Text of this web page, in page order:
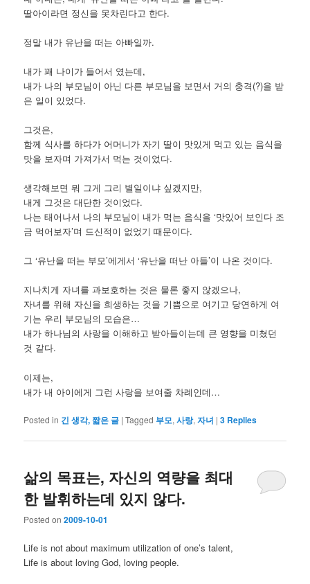
딸아이라면 정신을 못차린다고 한다.
정말 내가 유난을 떠는 아빠일까.
내가 꽤 나이가 들어서 였는데,
내가 나의 부모님이 아닌 다른 부모님을 보면서 거의 충격(?)을 받
은 일이 있었다.
그것은,
함께 식사를 하다가 어머니가 자기 딸이 맛있게 먹고 있는 음식을
맛을 보자며 가져가서 먹는 것이었다.
생각해보면 뭐 그게 그리 별일이냐 싶겠지만,
내게 그것은 대단한 것이었다.
나는 태어나서 나의 부모님이 내가 먹는 음식을 ‘맛있어 보인다 조
금 먹어보자’며 드신적이 없었기 때문이다.
그 ‘유난을 떠는 부모’에게서 ‘유난을 떠난 아들’이 나온 것이다.
지나치게 자녀를 과보호하는 것은 물론 좋지 않겠으나,
자녀를 위해 자신을 희생하는 것을 기쁨으로 여기고 당연하게 여
기는 우리 부모님의 모습은…
내가 하나님의 사랑을 이해하고 받아들이는데 큰 영향을 미쳤던
것 같다.
이제는,
내가 내 아이에게 그런 사랑을 보여줄 차례인데…
Posted in 긴 생각, 짧은 글 |Tagged 부모,사랑,자녀 |3 Replies
삶의 목표는, 자신의 역량을 최대
한 발휘하는데 있지 않다.
Posted on2009-10-01
Life is not about maximum utilization of one’s talent,
Life is about loving God, loving people.